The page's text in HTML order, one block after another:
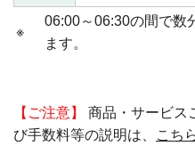
※
06:00～06:30の間で数
ます。
【ご注意】
商品・サービス
び手数料等の説明は、
こち